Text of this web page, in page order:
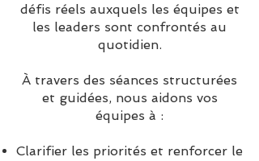
défis réels auxquels les équipes et
les leaders sont confrontés au
quotidien.
À travers des séances structurées
et guidées, nous aidons vos
équipes à :
Clarifier les priorités et renforcer le